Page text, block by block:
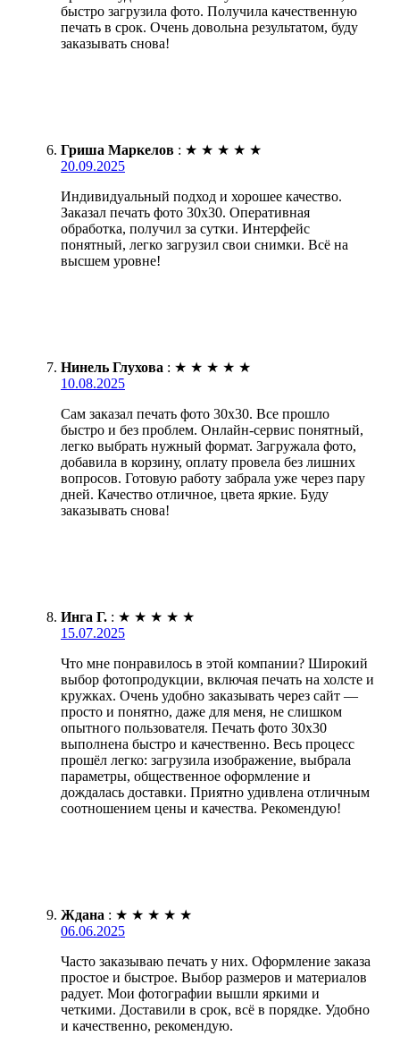
быстро загрузила фото. Получила качественную
печать в срок. Очень довольна результатом, буду
заказывать снова!
Гриша Маркелов : ★ ★ ★ ★ ★
20.09.2025
Индивидуальный подход и хорошее качество.
Заказал печать фото 30х30. Оперативная
обработка, получил за сутки. Интерфейс
понятный, легко загрузил свои снимки. Всё на
высшем уровне!
Нинель Глухова : ★ ★ ★ ★ ★
10.08.2025
Сам заказал печать фото 30х30. Все прошло
быстро и без проблем. Онлайн-сервис понятный,
легко выбрать нужный формат. Загружала фото,
добавила в корзину, оплату провела без лишних
вопросов. Готовую работу забрала уже через пару
дней. Качество отличное, цвета яркие. Буду
заказывать снова!
Инга Г. : ★ ★ ★ ★ ★
15.07.2025
Что мне понравилось в этой компании? Широкий
выбор фотопродукции, включая печать на холсте и
кружках. Очень удобно заказывать через сайт —
просто и понятно, даже для меня, не слишком
опытного пользователя. Печать фото 30х30
выполнена быстро и качественно. Весь процесс
прошёл легко: загрузила изображение, выбрала
параметры, общественное оформление и
дождалась доставки. Приятно удивлена отличным
соотношением цены и качества. Рекомендую!
Ждана : ★ ★ ★ ★ ★
06.06.2025
Часто заказываю печать у них. Оформление заказа
простое и быстрое. Выбор размеров и материалов
радует. Мои фотографии вышли яркими и
четкими. Доставили в срок, всё в порядке. Удобно
и качественно, рекомендую.